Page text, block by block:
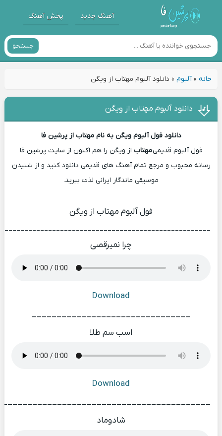
آهنگ جدید پخش آهنگ
جستجو
خانه»آلبوم» دانلود آلبوم مهتاب از ویگن
دانلود آلبوم مهتاب از ویگن
دانلود فول آلبوم ویگن به نام مهتاب ازپرشین فا
فول آلبوم قدیمیمهتاب از ویگن را هم اکنون از سایت پرشین فا
رسانه محبوب و مرجع تمام آهنگ های قدیمی دانلود کنید و از شنیدن
موسیقی ماندگار ایرانی لذت ببرید.
فول آلبوم مهتاب از ویگن
_____________________________________________________
چرا نمیرقصی
Download
________________________________
اسب سم طلا
Download
شادوماد